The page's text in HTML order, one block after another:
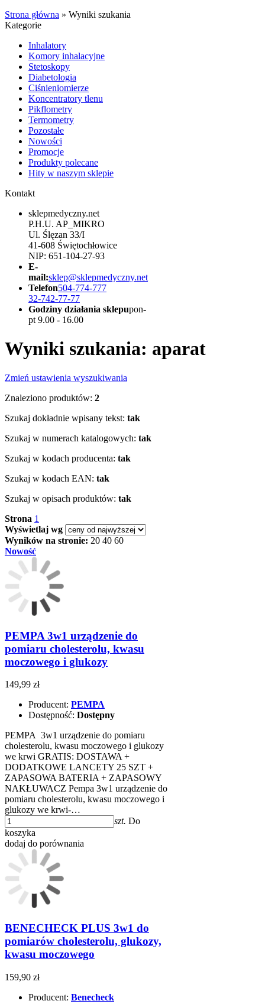
Strona główna » Wyniki szukania
Kategorie
Inhalatory
Komory inhalacyjne
Stetoskopy
Diabetologia
Ciśnieniomierze
Koncentratory tlenu
Pikflometry
Termometry
Pozostałe
Nowości
Promocje
Produkty polecane
Hity w naszym sklepie
Kontakt
sklepmedyczny.net
P.H.U. AP_MIKRO
Ul. Ślęzan 33/I
41-608 Świętochłowice
NIP: 651-104-27-93
E-
mail:sklep@sklepmedyczny.net
Telefon504-774-777
32-742-77-77
Godziny działania sklepupon-
pt 9.00 - 16.00
Wyniki szukania: aparat
Zmień ustawienia wyszukiwania
Znaleziono produktów: 2
Szukaj dokładnie wpisany tekst: tak
Szukaj w numerach katalogowych: tak
Szukaj w kodach producenta: tak
Szukaj w kodach EAN: tak
Szukaj w opisach produktów: tak
Strona 1
Wyświetlaj wg
Wyników na stronie: 20 40 60
Nowość
PEMPA 3w1 urządzenie do
pomiaru cholesterolu, kwasu
moczowego i glukozy
149,99 zł
Producent: PEMPA
Dostępność: Dostępny
PEMPA 3w1 urządzenie do pomiaru
cholesterolu, kwasu moczowego i glukozy
we krwi GRATIS: DOSTAWA +
DODATKOWE LANCETY 25 SZT +
ZAPASOWA BATERIA + ZAPASOWY
NAKŁUWACZ Pempa 3w1 urządzenie do
pomiaru cholesterolu, kwasu moczowego i
glukozy we krwi-…
szt. Do
koszyka
dodaj do porównania
BENECHECK PLUS 3w1 do
pomiarów cholesterolu, glukozy,
kwasu moczowego
159,90 zł
Producent: Benecheck